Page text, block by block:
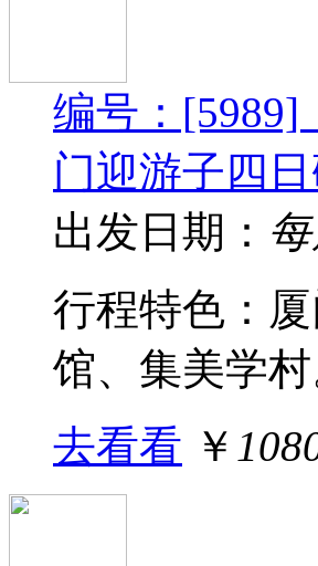
编号：[5989]
门迎游子四
出发日期：
行程特色：
馆、集美学
去看看 ￥